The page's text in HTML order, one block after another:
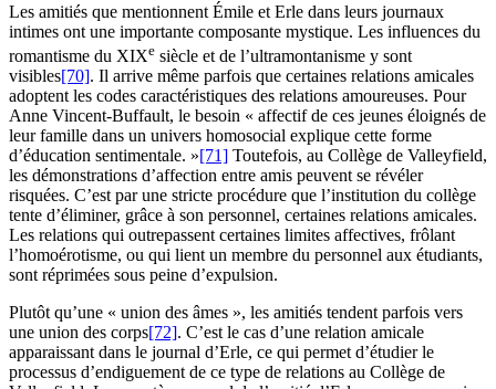
Les amitiés que mentionnent Émile et Erle dans leurs journaux
intimes ont une importante composante mystique. Les influences du
romantisme du XIXe siècle et de l’ultramontanisme y sont
visibles[70]. Il arrive même parfois que certaines relations amicales
adoptent les codes caractéristiques des relations amoureuses. Pour
Anne Vincent-Buffault, le besoin « affectif de ces jeunes éloignés de
leur famille dans un univers homosocial explique cette forme
d’éducation sentimentale. »[71] Toutefois, au Collège de Valleyfield,
les démonstrations d’affection entre amis peuvent se révéler
risquées. C’est par une stricte procédure que l’institution du collège
tente d’éliminer, grâce à son personnel, certaines relations amicales.
Les relations qui outrepassent certaines limites affectives, frôlant
l’homoérotisme, ou qui lient un membre du personnel aux étudiants,
sont réprimées sous peine d’expulsion.
Plutôt qu’une « union des âmes », les amitiés tendent parfois vers
une union des corps[72]. C’est le cas d’une relation amicale
apparaissant dans le journal d’Erle, ce qui permet d’étudier le
processus d’endiguement de ce type de relations au Collège de